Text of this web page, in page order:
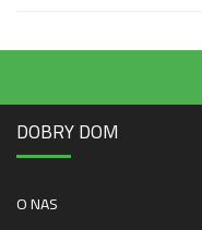
DOBRY DOM
O NAS